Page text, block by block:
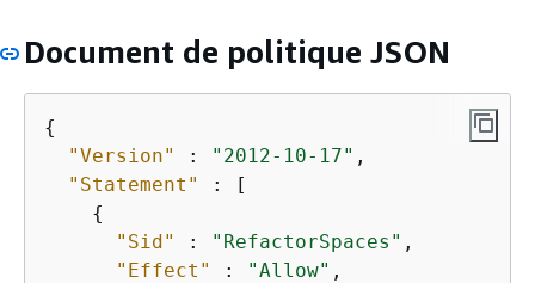
Document de politique JSON
{
"Version"
: "2012-10-17" ,
"Statement"
: [
{
"Sid"
: "RefactorSpaces" ,
"Effect"
: "Allow" ,